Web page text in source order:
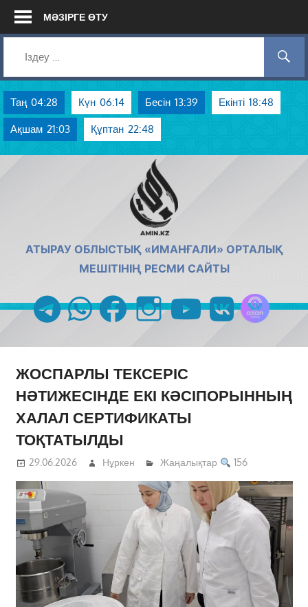
Skip
МӘЗІРГЕ ӨТУ
Таң 04:28 Күн 06:14 Бесін 13:39 Екінті 18:48
Ақшам 21:03 Құптан 22:48
АТЫРАУ ОБЛЫСТЫҚ «ИМАНҒАЛИ» ОРТАЛЫҚ
МЕШІТІНІҢ РЕСМИ САЙТЫ
telegramwhatsappfacebookinstagramyoutubevk
ЖОСПАРЛЫ ТЕКСЕРІС
НӘТИЖЕСІНДЕ ЕКІ КӘСІПОРЫННЫҢ
ХАЛАЛ СЕРТИФИКАТЫ
ТОҚТАТЫЛДЫ
29.06.2026 Нұркен Жаңалықтар 156